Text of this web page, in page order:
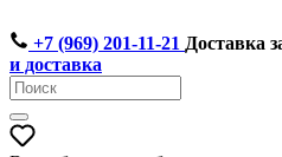
+7 (969) 201-11-21 Доставка
и доставка